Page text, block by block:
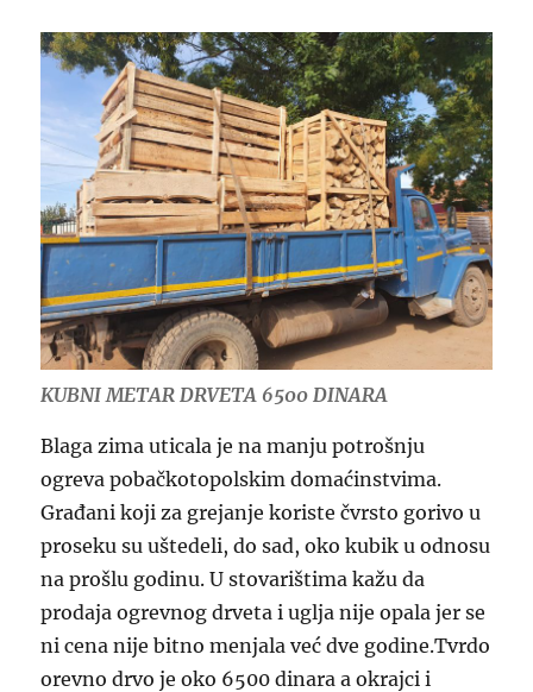
KUBNI METAR DRVETA 6500 DINARA
Blaga zima uticala je na manju potrošnju
ogreva pobačkotopolskim domaćinstvima.
Građani koji za grejanje koriste čvrsto gorivo u
proseku su uštedeli, do sad, oko kubik u odnosu
na prošlu godinu. U stovarištima kažu da
prodaja ogrevnog drveta i uglja nije opala jer se
ni cena nije bitno menjala već dve godine.Tvrdo
orevno drvo je oko 6500 dinara a okrajci i